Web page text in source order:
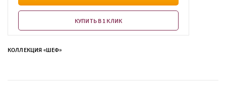
КУПИТЬ В 1 КЛИК
КОЛЛЕКЦИЯ «ШЕФ»